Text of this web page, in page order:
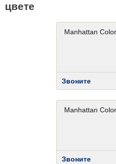
цвете
Manhattan
Звоните
Manhattan
Звоните